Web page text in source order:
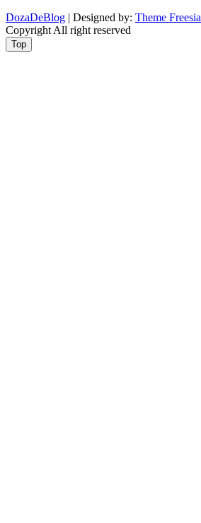
DozaDeBlog | Designed by: Theme Freesia
Copyright All right reserved
Top